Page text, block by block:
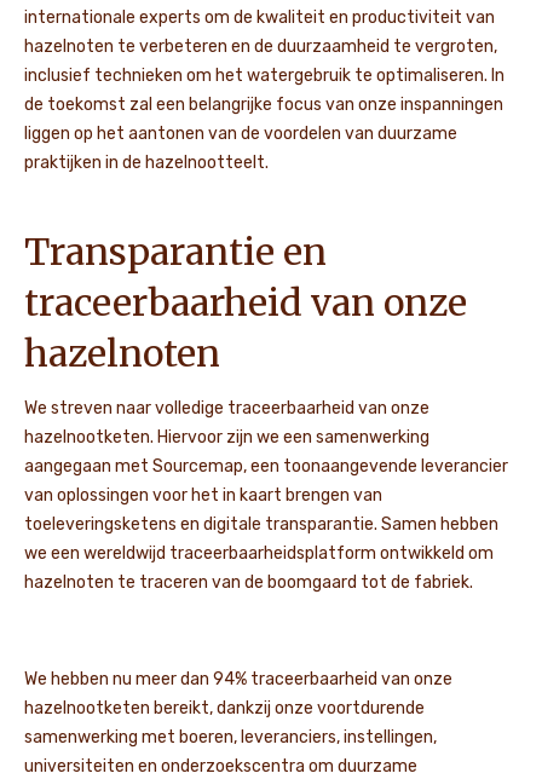
internationale experts om de kwaliteit en productiviteit van
hazelnoten te verbeteren en de duurzaamheid te vergroten,
inclusief technieken om het watergebruik te optimaliseren. In
de toekomst zal een belangrijke focus van onze inspanningen
liggen op het aantonen van de voordelen van duurzame
praktijken in de hazelnootteelt.
Transparantie en
traceerbaarheid van onze
hazelnoten
We streven naar volledige traceerbaarheid van onze
hazelnootketen. Hiervoor zijn we een samenwerking
aangegaan met Sourcemap, een toonaangevende leverancier
van oplossingen voor het in kaart brengen van
toeleveringsketens en digitale transparantie. Samen hebben
we een wereldwijd traceerbaarheidsplatform ontwikkeld om
hazelnoten te traceren van de boomgaard tot de fabriek.
We hebben nu meer dan 94% traceerbaarheid van onze
hazelnootketen bereikt, dankzij onze voortdurende
samenwerking met boeren, leveranciers, instellingen,
universiteiten en onderzoekscentra om duurzame